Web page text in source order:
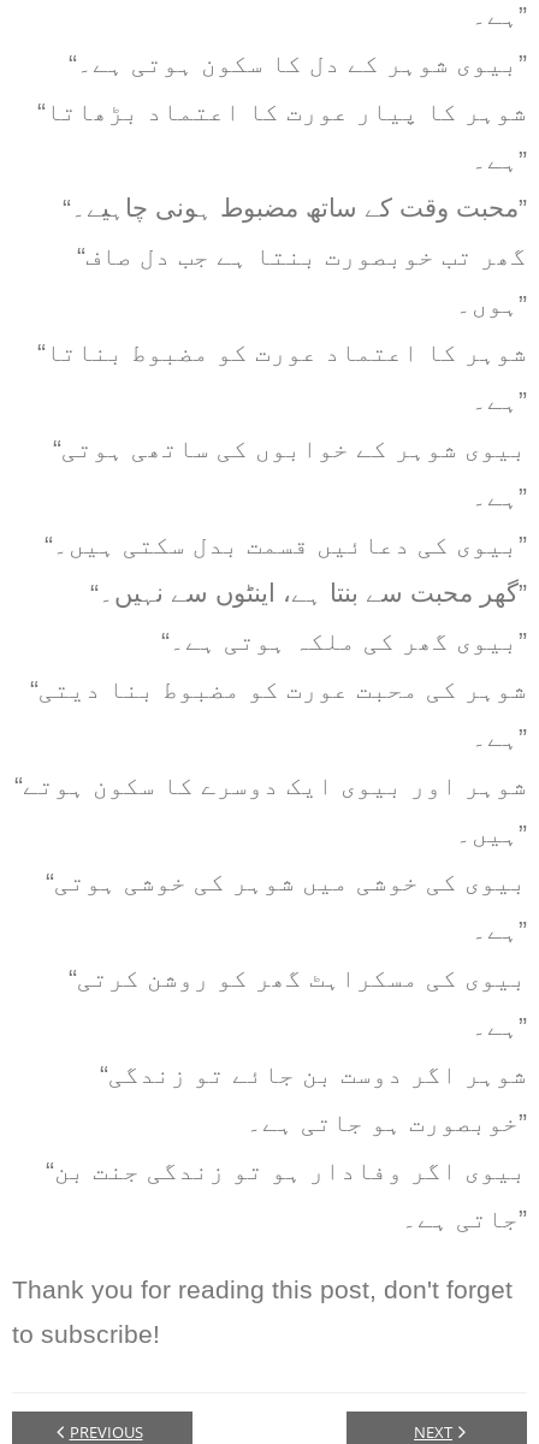
ہے۔”
“بیوی شوہر کے دل کا سکون ہوتی ہے۔”
“شوہر کا پیار عورت کا اعتماد بڑھاتا
ہے۔”
“محبت وقت کے ساتھ مضبوط ہونی چاہیے۔”
“گھر تب خوبصورت بنتا ہے جب دل صاف
ہوں۔”
“شوہر کا اعتماد عورت کو مضبوط بناتا
ہے۔”
“بیوی شوہر کے خوابوں کی ساتھی ہوتی
ہے۔”
“بیوی کی دعائیں قسمت بدل سکتی ہیں۔”
“گھر محبت سے بنتا ہے، اینٹوں سے نہیں۔”
“بیوی گھر کی ملکہ ہوتی ہے۔”
“شوہر کی محبت عورت کو مضبوط بنا دیتی
ہے۔”
“شوہر اور بیوی ایک دوسرے کا سکون ہوتے
ہیں۔”
“بیوی کی خوشی میں شوہر کی خوشی ہوتی
ہے۔”
“بیوی کی مسکراہٹ گھر کو روشن کرتی
ہے۔”
“شوہر اگر دوست بن جائے تو زندگی
خوبصورت ہو جاتی ہے۔”
“بیوی اگر وفادار ہو تو زندگی جنت بن
جاتی ہے۔”
Thank you for reading this post, don't forget
to subscribe!
PREVIOUS NEXT